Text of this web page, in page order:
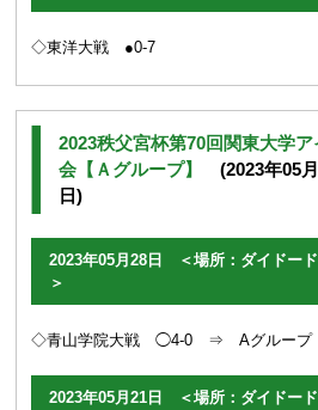
◇東洋大戦 ●0-7
2023秩父宮杯第70回関東大学
会【Ａグループ】
(2023年05
日)
2023年05月28日 ＜場所：ダイドー
＞
◇青山学院大戦 ◯4-0 ⇒ Aグループ
2023年05月21日 ＜場所：ダイドー